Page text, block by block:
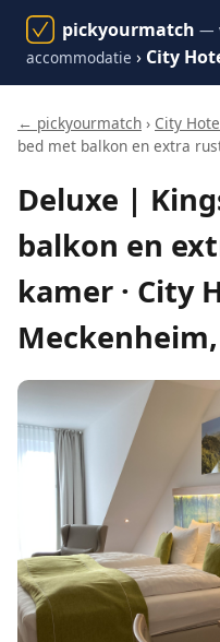
pickyourmatch —
accommodatie › City
← pickyourmatch › City
bed met balkon en extra
Deluxe |
balkon en
kamer · City